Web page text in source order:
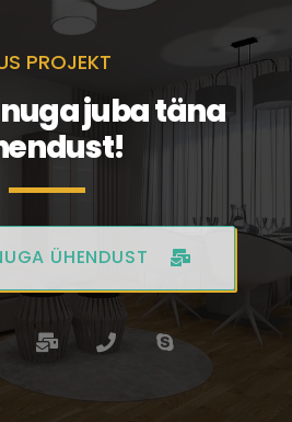
PROJEKT
juba täna
ÜHENDUST